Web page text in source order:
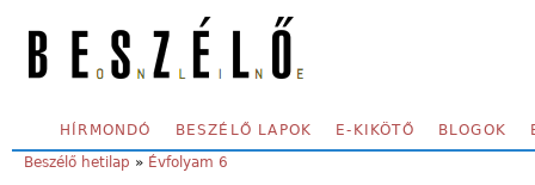
SECONDARY MENU
HÍRMONDÓ BESZÉLŐ LAPOK E-KIKÖTŐ BLOGOK
YOU ARE HERE:
Beszélő hetilap » Évfolyam 6